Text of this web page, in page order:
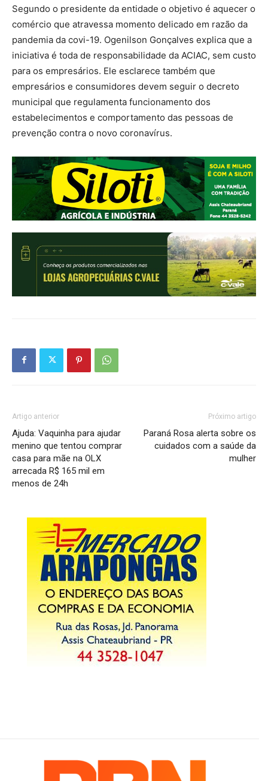
Segundo o presidente da entidade o objetivo é aquecer o
comércio que atravessa momento delicado em razão da
pandemia da covi-19. Ogenilson Gonçalves explica que a
iniciativa é toda de responsabilidade da ACIAC, sem custo
para os empresários. Ele esclarece também que
empresários e consumidores devem seguir o decreto
municipal que regulamenta funcionamento dos
estabelecimentos e comportamento das pessoas de
prevenção contra o novo coronavírus.
Artigo anterior
Ajuda: Vaquinha para ajudar
menino que tentou comprar
casa para mãe na OLX
arrecada R$ 165 mil em
menos de 24h
Próximo artigo
Paraná Rosa alerta sobre os
cuidados com a saúde da
mulher